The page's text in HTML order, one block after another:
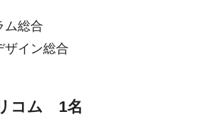
ム総合
ザイン総合
コム 1名